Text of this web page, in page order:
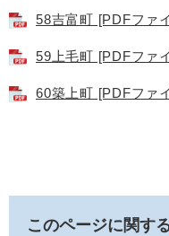
58吉富町 [PDFファ
59上毛町 [PDFファ
60築上町 [PDFファ
このページに関す